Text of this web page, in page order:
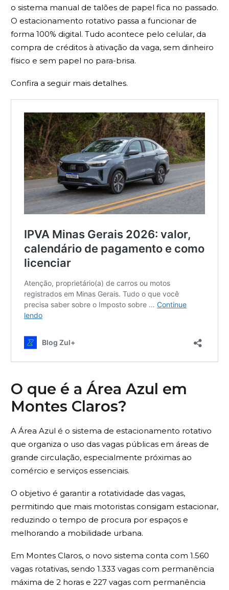
o sistema manual de talões de papel fica no passado.
O estacionamento rotativo passa a funcionar de
forma 100% digital. Tudo acontece pelo celular, da
compra de créditos à ativação da vaga, sem dinheiro
físico e sem papel no para-brisa.
Confira a seguir mais detalhes.
O que é a Área Azul em
Montes Claros?
A Área Azul é o sistema de estacionamento rotativo
que organiza o uso das vagas públicas em áreas de
grande circulação, especialmente próximas ao
comércio e serviços essenciais.
O objetivo é garantir a rotatividade das vagas,
permitindo que mais motoristas consigam estacionar,
reduzindo o tempo de procura por espaços e
melhorando a mobilidade urbana.
Em Montes Claros, o novo sistema conta com 1.560
vagas rotativas, sendo 1.333 vagas com permanência
máxima de 2 horas e 227 vagas com permanência